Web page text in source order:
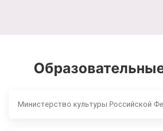
Министерство культуры Российской